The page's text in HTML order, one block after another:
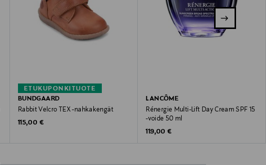
ETUKUPONKITUOTE
BUNDGAARD
Rabbit Velcro TEX -nahkakengät
Original Price
115,00 €
LANCÔME
Rénergie Multi-Lift Day Cream SPF 15
-voide 50 ml
Original Price
119,00 €